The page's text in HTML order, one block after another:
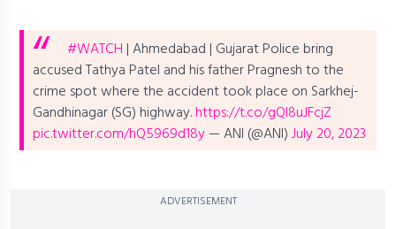
#WATCH | Ahmedabad | Gujarat Police bring
accused Tathya Patel and his father Pragnesh to the
crime spot where the accident took place on Sarkhej-
Gandhinagar (SG) highway.https://t.co/gQI8uJFcjZ
pic.twitter.com/hQ5969d18y — ANI (@ANI) July 20, 2023
ADVERTISEMENT